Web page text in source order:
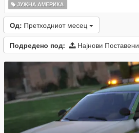
ЈУЖНА АМЕРИКА
Од: Претходниот месец
Подредено под: Најнови Поставени